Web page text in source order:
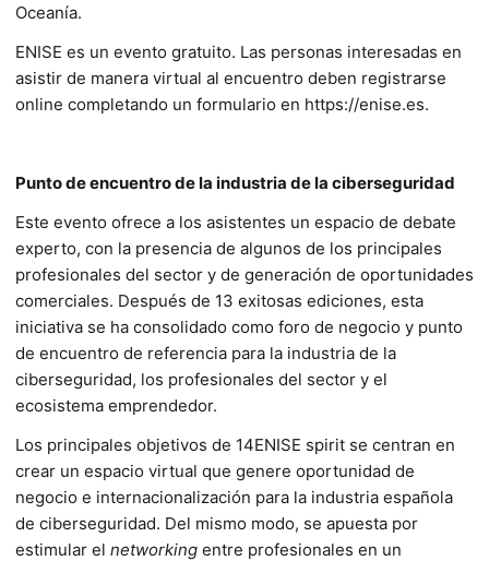
Oceanía.
ENISE es un evento gratuito. Las personas interesadas en
asistir de manera virtual al encuentro deben registrarse
online completando un formulario en https://enise.es.
Punto de encuentro de la industria de la ciberseguridad
Este evento ofrece a los asistentes un espacio de debate
experto, con la presencia de algunos de los principales
profesionales del sector y de generación de oportunidades
comerciales. Después de 13 exitosas ediciones, esta
iniciativa se ha consolidado como foro de negocio y punto
de encuentro de referencia para la industria de la
ciberseguridad, los profesionales del sector y el
ecosistema emprendedor.
Los principales objetivos de 14ENISE spirit se centran en
crear un espacio virtual que genere oportunidad de
negocio e internacionalización para la industria española
de ciberseguridad. Del mismo modo, se apuesta por
estimular el networking entre profesionales en un